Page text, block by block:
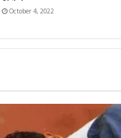
October 4, 2022